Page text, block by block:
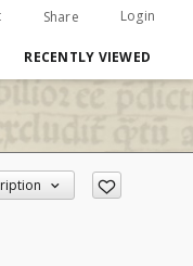
Share Login
RECENTLY VIEWED